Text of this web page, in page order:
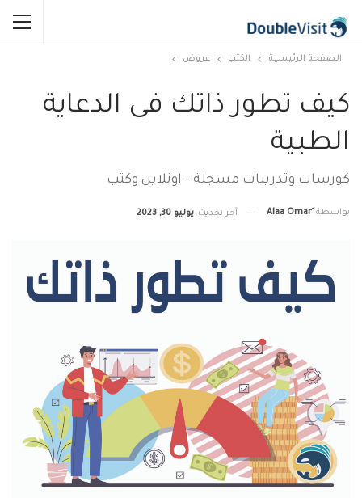
الصفحة الرئيسية الكتب عروض
كيف تطور ذاتك فى الدعاية
الطبية
كورسات وتدريبات مسجلة - اونلاين وكتب
بواسطة آخر تحديث يوليو 30, 2023